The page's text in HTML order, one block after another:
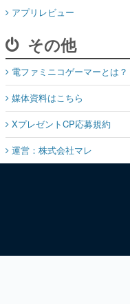
アプリレビュー
その他
電ファミニコゲーマーとは？
媒体資料はこちら
XプレゼントCP応募規約
運営：株式会社マレ